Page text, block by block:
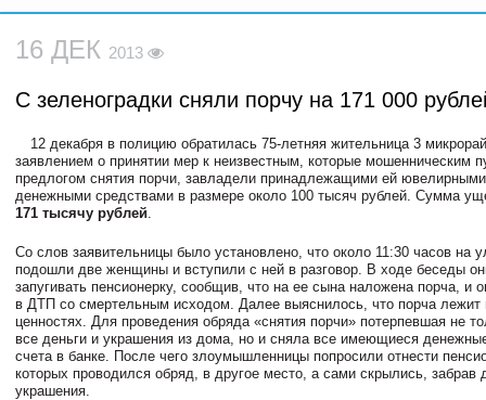
16 ДЕК 2013
С зеленоградки сняли порчу на 171 000
12 декабря в полицию обратилась 75-летняя жительница 3
заявлением о принятии мер к неизвестным, которые мошенническим
предлогом снятия порчи, завладели принадлежащими ей
денежными средствами в размере около 100 тысяч рублей. Сумма
171 тысячу рублей
Со слов заявительницы было установлено, что около 11:30 часов на
подошли две женщины и вступили с ней в разговор. В ходе беседы
запугивать пенсионерку, сообщив, что на ее сына наложена порча, и
в ДТП со смертельным исходом. Далее выяснилось, что порча лежит
ценностях. Для проведения обряда «снятия порчи» потерпевшая не
все деньги и украшения из дома, но и сняла все имеющиеся
счета в банке. После чего злоумышленницы попросили отнести
которых проводился обряд, в другое место, а сами скрылись, забрав
украшения.